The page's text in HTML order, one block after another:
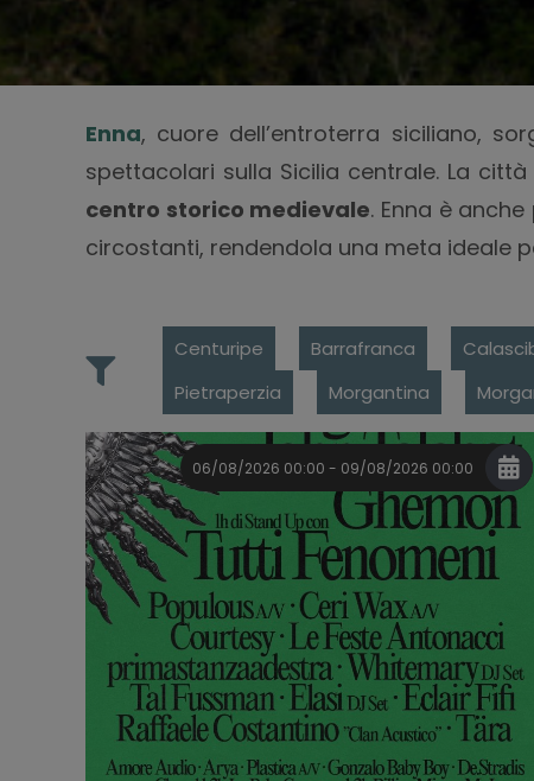
Enna, cuore dell’entroterra siciliano,
spettacolari sulla Sicilia centrale. La
centro storico medievale. Enna è
circostanti, rendendola una meta ideale
Centuripe Barrafranca
Pietraperzia
Morgantina
06/08/2026 00:00 - 09/08/2026 00:00